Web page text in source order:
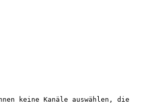
keine Kanäle auswählen, die